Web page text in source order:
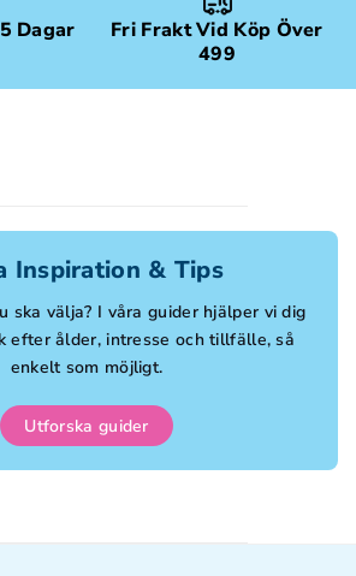
Dagar
Fri Frakt Vid Köp Över
499
Inspiration & Tips
ska välja? I våra guider hjälper vi dig
efter ålder, intresse och tillfälle, så
enkelt som möjligt.
Utforska guider